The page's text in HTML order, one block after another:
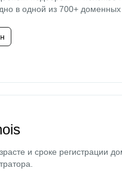
в одной из 700+ доменных
и сроке регистрации